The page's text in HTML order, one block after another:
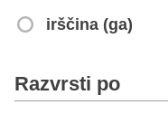
irščina (ga)
Razvrsti po